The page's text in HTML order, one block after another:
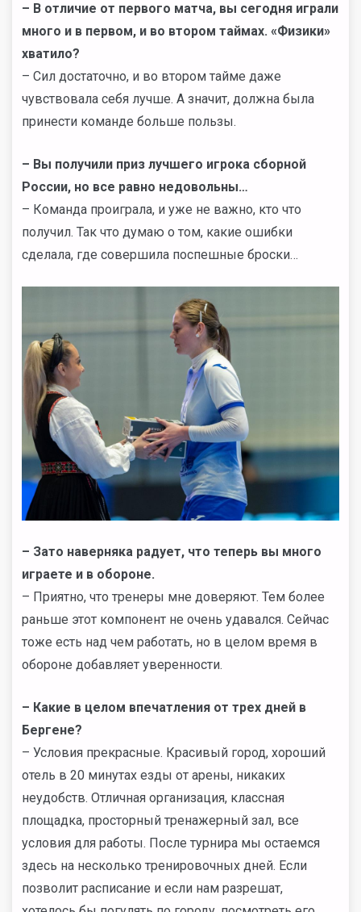
– В отличие от первого матча, вы сегодня играли
много и в первом, и во втором таймах. «Физики»
хватило?
– Сил достаточно, и во втором тайме даже
чувствовала себя лучше. А значит, должна была
принести команде больше пользы.
– Вы получили приз лучшего игрока сборной
России, но все равно недовольны…
– Команда проиграла, и уже не важно, кто что
получил. Так что думаю о том, какие ошибки
сделала, где совершила поспешные броски…
– Зато наверняка радует, что теперь вы много
играете и в обороне.
– Приятно, что тренеры мне доверяют. Тем более
раньше этот компонент не очень удавался. Сейчас
тоже есть над чем работать, но в целом время в
обороне добавляет уверенности.
– Какие в целом впечатления от трех дней в
Бергене?
– Условия прекрасные. Красивый город, хороший
отель в 20 минутах езды от арены, никаких
неудобств. Отличная организация, классная
площадка, просторный тренажерный зал, все
условия для работы. После турнира мы остаемся
здесь на несколько тренировочных дней. Если
позволит расписание и если нам разрешат,